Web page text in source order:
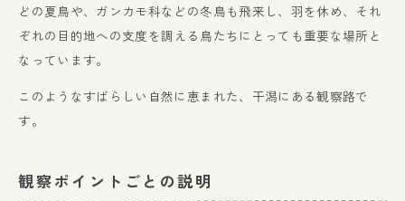
どの夏鳥や、ガンカモ科などの冬鳥も飛来し、羽を休め、それ
ぞれの目的地への支度を調える鳥たちにとっても重要な場所と
なっています。
このようなすばらしい自然に恵まれた、干潟にある観察路で
す。
観察ポイントごとの説明